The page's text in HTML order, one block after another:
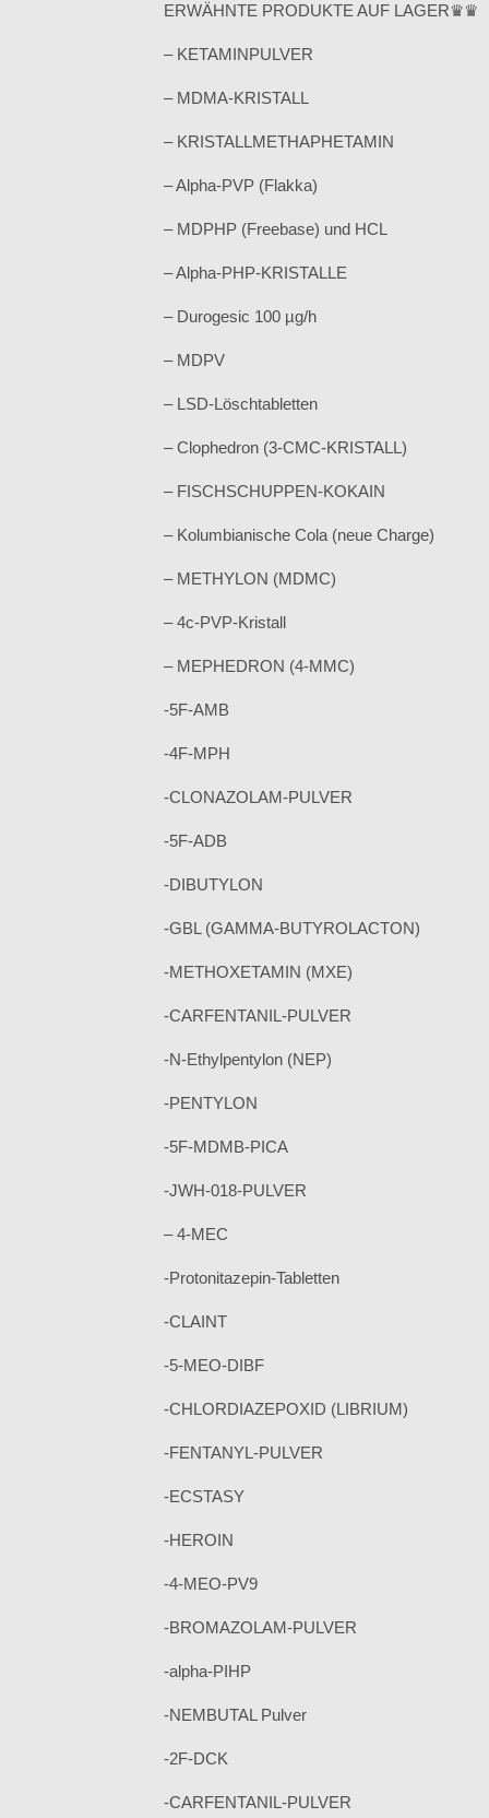
ERWÄHNTE PRODUKTE AUF LAGER♛♛
– KETAMINPULVER
– MDMA-KRISTALL
– KRISTALLMETHAPHETAMIN
– Alpha-PVP (Flakka)
– MDPHP (Freebase) und HCL
– Alpha-PHP-KRISTALLE
– Durogesic 100 µg/h
– MDPV
– LSD-Löschtabletten
– Clophedron (3-CMC-KRISTALL)
– FISCHSCHUPPEN-KOKAIN
– Kolumbianische Cola (neue Charge)
– METHYLON (MDMC)
– 4c-PVP-Kristall
– MEPHEDRON (4-MMC)
-5F-AMB
-4F-MPH
-CLONAZOLAM-PULVER
-5F-ADB
-DIBUTYLON
-GBL (GAMMA-BUTYROLACTON)
-METHOXETAMIN (MXE)
-CARFENTANIL-PULVER
-N-Ethylpentylon (NEP)
-PENTYLON
-5F-MDMB-PICA
-JWH-018-PULVER
– 4-MEC
-Protonitazepin-Tabletten
-CLAINT
-5-MEO-DIBF
-CHLORDIAZEPOXID (LIBRIUM)
-FENTANYL-PULVER
-ECSTASY
-HEROIN
-4-MEO-PV9
-BROMAZOLAM-PULVER
-alpha-PIHP
-NEMBUTAL Pulver
-2F-DCK
-CARFENTANIL-PULVER